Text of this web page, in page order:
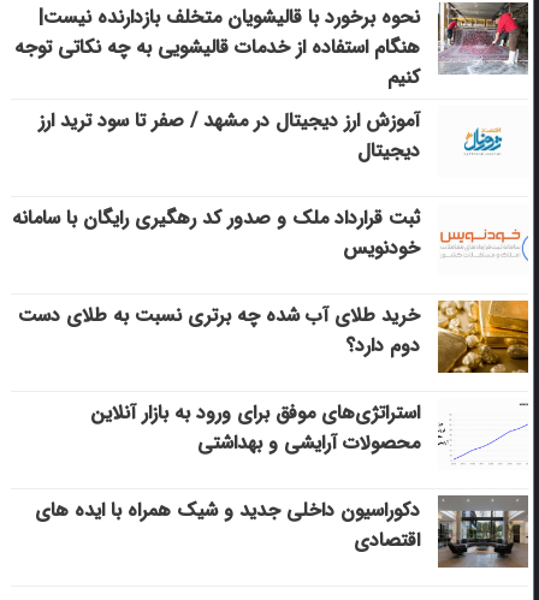
نحوه برخورد با قالیشویان متخلف بازدارنده نیست|
هنگام استفاده از خدمات قالیشویی به چه نکاتی توجه
کنیم
آموزش ارز دیجیتال در مشهد / صفر تا سود ترید ارز
دیجیتال
ثبت قرارداد ملک و صدور کد رهگیری رایگان با سامانه
خودنویس
خرید طلای آب شده چه برتری نسبت به طلای دست
دوم دارد؟
استراتژی‌های موفق برای ورود به بازار آنلاین
محصولات آرایشی و بهداشتی
دکوراسیون داخلی جدید و شیک همراه با ایده های
اقتصادی